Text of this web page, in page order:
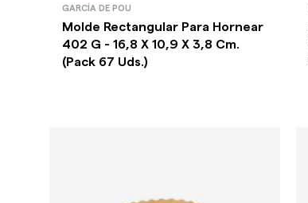
GARCÍA DE POU
Molde Rectangular Para Hornear
402 G - 16,8 X 10,9 X 3,8 Cm.
(Pack 67 Uds.)